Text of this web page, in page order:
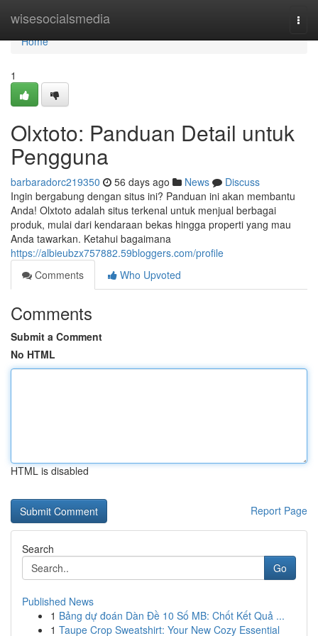
wisesocialsmedia
Home
Home
1
Olxtoto: Panduan Detail untuk
Pengguna
barbaradorc219350 56 days ago News
Discuss
Ingin bergabung dengan situs ini? Panduan ini akan membantu
Anda! Olxtoto adalah situs terkenal untuk menjual berbagai
produk, mulai dari kendaraan bekas hingga properti yang mau
Anda tawarkan. Ketahui bagaimana
https://albieubzx757882.59bloggers.com/profile
Comments
Who Upvoted
Comments
Submit a Comment
No HTML
HTML is disabled
Report Page
Search
Go
Published News
1 Bảng dự đoán Dàn Đề 10 Số MB: Chốt Kết Quả ...
1 Taupe Crop Sweatshirt: Your New Cozy Essential